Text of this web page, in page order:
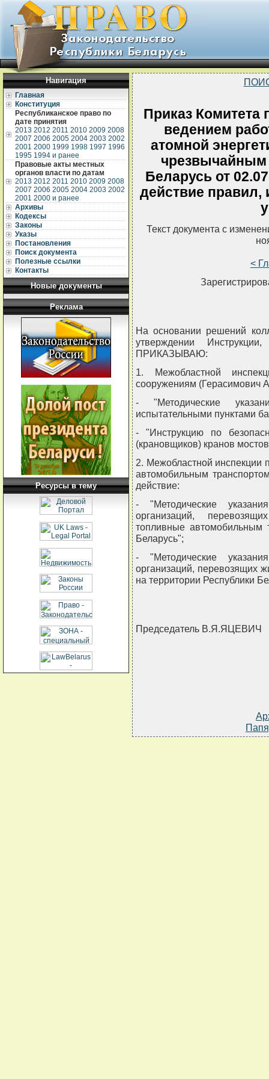
Навигация
Главная
Конституция
Республиканское право по
дате принятия
2013 2012 2011 2010 2009 2008
2007 2006 2005 2004 2003 2002
2001 2000 1999 1998 1997 1996
1995 1994 и ранее
Правовые акты местных
органов власти по датам
2013 2012 2011 2010 2009 2008
2007 2006 2005 2004 2003 2002
2001 2000 и ранее
Архивы
Кодексы
Законы
Указы
Постановления
Поиск документа
Полезные ссылки
Контакты
Новые документы
Реклама
Ресурсы в тему
Приказ Комитета
ведением
атомной
чрезвычайным
Беларусь от
действие правил,
Текст документа с
<
На основании решений
утверждении
ПРИКАЗЫВАЮ:
1. Межобластной
сооружениям (Герасимович
- "Методические
испытательными пунктами
- "Инструкцию по
(крановщиков) кранов
2. Межобластной инспекции
автомобильным
действие:
- "Методические
организаций,
топливные автомобильным
Беларусь";
- "Методические
организаций, перевозящих
на территории Республики
Председатель В.Я.ЯЦЕВИЧ